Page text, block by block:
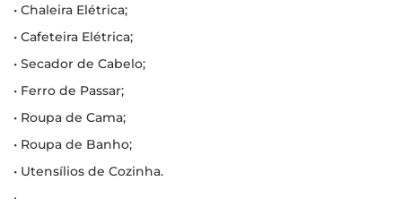
• Chaleira Elétrica;
• Cafeteira Elétrica;
• Secador de Cabelo;
• Ferro de Passar;
• Roupa de Cama;
• Roupa de Banho;
• Utensílios de Cozinha.
∙